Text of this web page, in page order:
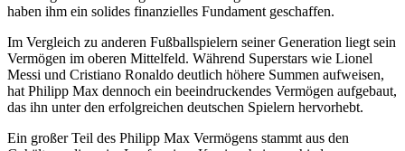
haben ihm ein solides finanzielles Fundament geschaffen.
Im Vergleich zu anderen Fußballspielern seiner Generation liegt sein
Vermögen im oberen Mittelfeld. Während Superstars wie Lionel
Messi und Cristiano Ronaldo deutlich höhere Summen aufweisen,
hat Philipp Max dennoch ein beeindruckendes Vermögen aufgebaut,
das ihn unter den erfolgreichen deutschen Spielern hervorhebt.
Ein großer Teil des Philipp Max Vermögens stammt aus den